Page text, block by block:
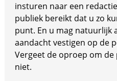
insturen naar een
publiek bereikt dat u zo
punt. En u mag natuurlijk
aandacht vestigen op de
Vergeet de oproep om
niet.